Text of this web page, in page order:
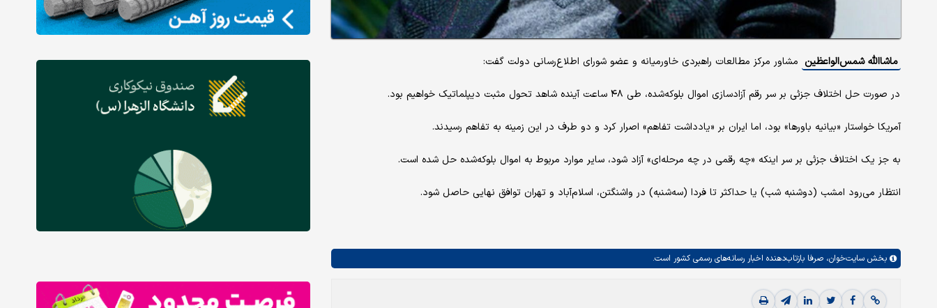
ماشاالله شمس‌الواعظین مشاور مرکز مطالعات راهبردی خاورمیانه و عضو شورای اطلاع‌رسانی دولت گفت:
در صورت حل اختلاف جزئی بر سر رقم آزادسازی اموال بلوکه‌شده، طی ۴۸ ساعت آینده شاهد تحول مثبت دیپلماتیک خواهیم بود.
آمریکا خواستار «بیانیه باورها» بود، اما ایران بر «یادداشت تفاهم» اصرار کرد و دو طرف در این زمینه به تفاهم رسیدند.
به جز یک اختلاف جزئی بر سر اینکه «چه رقمی در چه مرحله‌ای» آزاد شود، سایر موارد مربوط به اموال بلوکه‌شده حل شده است.
انتظار می‌رود امشب (دوشنبه شب) یا حداکثر تا فردا (سه‌شنبه) در واشنگتن، اسلام‌آباد و تهران توافق نهایی حاصل شود.
بخش سایت‌خوان، صرفا بازتاب‌دهنده اخبار رسانه‌های رسمی کشور است.